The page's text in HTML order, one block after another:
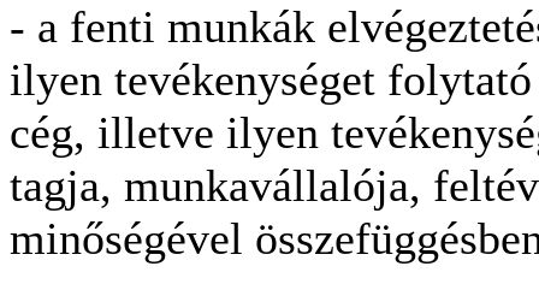
- a fenti munkák
ilyen tevékenységet
cég, illetve ilyen
tagja, munkavállalója,
minőségével